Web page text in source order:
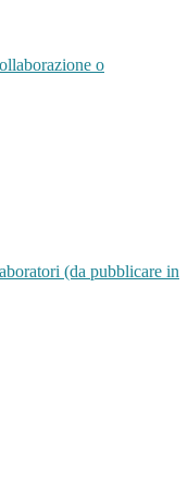
o
(da pubblicare in